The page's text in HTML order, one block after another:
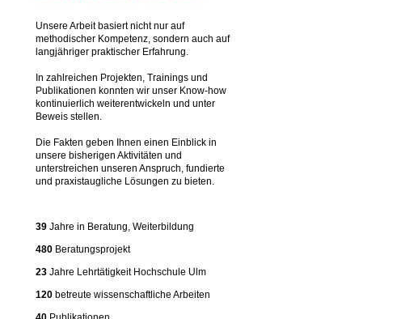
Unsere Arbeit basiert nicht nur auf
methodischer Kompetenz, sondern auch auf
langjähriger praktischer Erfahrung.
In zahlreichen Projekten, Trainings und
Publikationen konnten wir unser Know-how
kontinuierlich weiterentwickeln und unter
Beweis stellen.
Die Fakten geben Ihnen einen Einblick in
unsere bisherigen Aktivitäten und
unterstreichen unseren Anspruch, fundierte
und praxistaugliche Lösungen zu bieten.
39 Jahre in Beratung, Weiterbildung
480 Beratungsprojekt
23 Jahre Lehrtätigkeit Hochschule Ulm
120 betreute wissenschaftliche Arbeiten